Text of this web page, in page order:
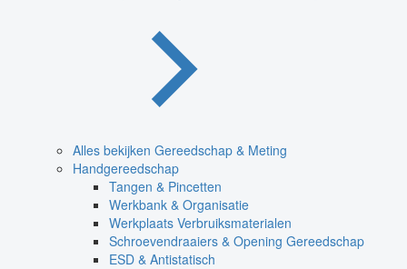
Alles bekijken Gereedschap & Meting
Handgereedschap
Tangen & Pincetten
Werkbank & Organisatie
Werkplaats Verbruiksmaterialen
Schroevendraaiers & Opening Gereedschap
ESD & Antistatisch